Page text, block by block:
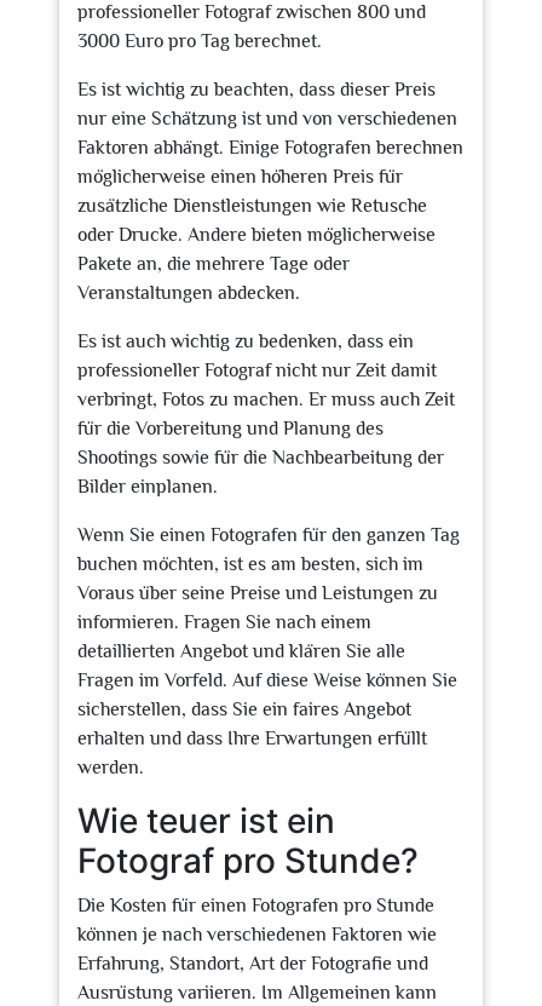
professioneller Fotograf zwischen 800 und
3000 Euro pro Tag berechnet.
Es ist wichtig zu beachten, dass dieser Preis
nur eine Schätzung ist und von verschiedenen
Faktoren abhängt. Einige Fotografen berechnen
möglicherweise einen höheren Preis für
zusätzliche Dienstleistungen wie Retusche
oder Drucke. Andere bieten möglicherweise
Pakete an, die mehrere Tage oder
Veranstaltungen abdecken.
Es ist auch wichtig zu bedenken, dass ein
professioneller Fotograf nicht nur Zeit damit
verbringt, Fotos zu machen. Er muss auch Zeit
für die Vorbereitung und Planung des
Shootings sowie für die Nachbearbeitung der
Bilder einplanen.
Wenn Sie einen Fotografen für den ganzen Tag
buchen möchten, ist es am besten, sich im
Voraus über seine Preise und Leistungen zu
informieren. Fragen Sie nach einem
detaillierten Angebot und klären Sie alle
Fragen im Vorfeld. Auf diese Weise können Sie
sicherstellen, dass Sie ein faires Angebot
erhalten und dass Ihre Erwartungen erfüllt
werden.
Wie teuer ist ein
Fotograf pro Stunde?
Die Kosten für einen Fotografen pro Stunde
können je nach verschiedenen Faktoren wie
Erfahrung, Standort, Art der Fotografie und
Ausrüstung variieren. Im Allgemeinen kann